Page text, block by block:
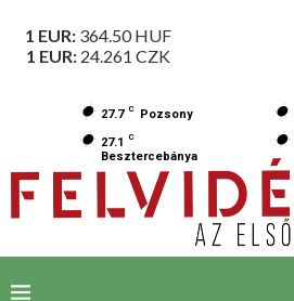
1 EUR: 364.50HUF
1 EUR: 24.261 CZK
27.7 C Pozsony
27.1 C
Besztercebánya